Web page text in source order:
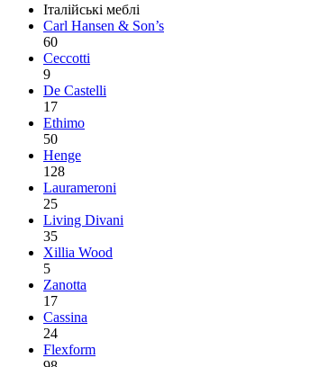
Італійські меблі
Carl Hansen & Son’s
60
Ceccotti
9
De Castelli
17
Ethimo
50
Henge
128
Laurameroni
25
Living Divani
35
Xillia Wood
5
Zanotta
17
Cassina
24
Flexform